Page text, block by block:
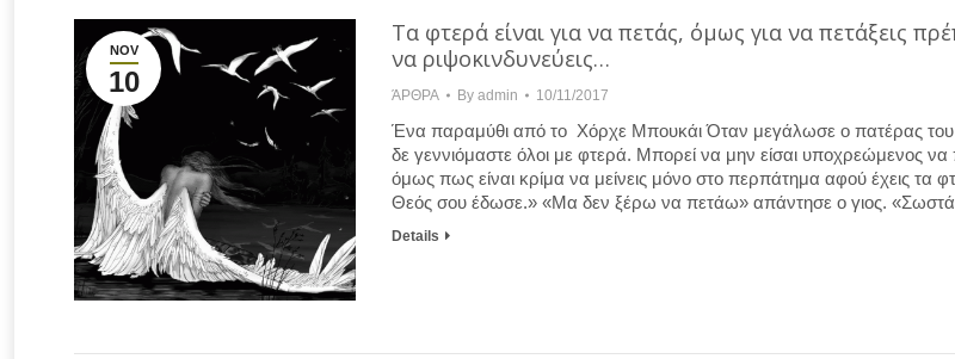
NOV
10
Τα φτερά είναι για να πετάς, όμως για να πετάξεις
να ριψοκινδυνεύεις…
ΆΡΘΡΑ By admin 10/11/2017
Ένα παραμύθι από το Χόρχε Μπουκάι Όταν μεγάλωσε ο πατέρας του
δε γεννιόμαστε όλοι με φτερά. Μπορεί να μην είσαι υποχρεώμενος να
όμως πως είναι κρίμα να μείνεις μόνο στο περπάτημα αφού έχεις τα
Θεός σου έδωσε.» «Μα δεν ξέρω να πετάω» απάντησε ο γιος.
Details